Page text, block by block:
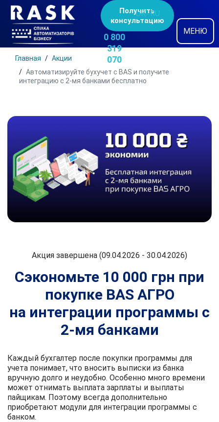
Получить
консультацию
0 800
319
070
UK RU
МЕНЮ
Главная
Акции
Автоматизируйте бухучет с BAS и получите
интеграцию с 2-мя банками бесплатно
Акция завершена (09.04.2026 - 30.04.2026)
Сэкономьте 10 000 грн при
покупке BAS АГРО
на интеграции программы с
2-мя банками
Каждый бухгалтер после покупки программы для
учета понимает, что вносить выписки из банка
вручную долго и неудобно. Особенно много времени
может отнимать выплата зарплаты и выплаты
пайщикам. Поэтому всегда дополнительно
приобретают модули для интеграции программы с
банком.